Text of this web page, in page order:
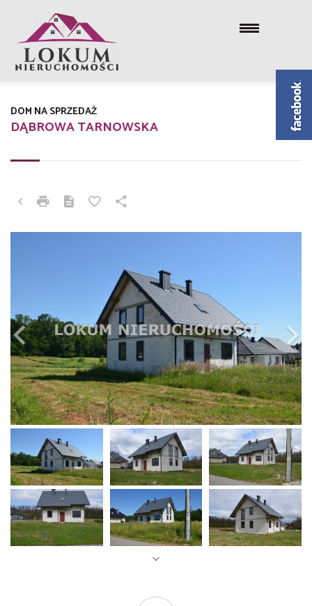
DĄBROWA TARNOWSKA
DOM NA SPRZEDAŻ